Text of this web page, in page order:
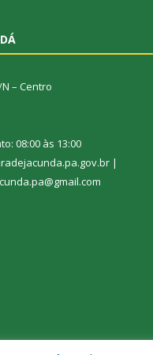
– Centro
08:00 às 13:00
|